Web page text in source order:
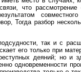
что рассмотрение
совместного
Тогда разбор
так и с
его только при
деяний; но и
одновременности